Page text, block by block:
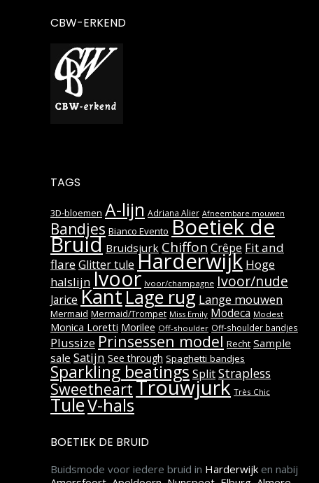
CBW-ERKEND
TAGS
3D-bloemen A-lijn Adriana Alier Afneembare mouwen
Bandjes Bianco Evento Boetiek de
Bruid Bruidsjurk Chiffon Crêpe Fit and
flareGlitter tule Harderwijk Hoge
halslijnIvoor Ivoor/champagne Ivoor/nude
Jarice KantLage rug Lange mouwen
Mermaid Mermaid/Trompet Miss Emily Modeca Modest
Monica Loretti Morilee Off-shoulder Off-shoulder bandjes
Plussize Prinsessen model Recht Sample
sale Satijn See through Spaghetti bandjes
Sparkling beatings SplitStrapless
SweetheartTrouwjurk Très Chic
TuleV-hals
BOETIEK DE BRUID
Buidsmode voor iedere bruid in Harderwijk en nabij